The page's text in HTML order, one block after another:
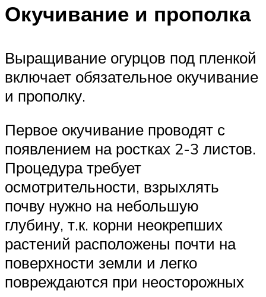
Окучивание и прополка
Выращивание огурцов под пленкой
включает обязательное окучивание
и прополку.
Первое окучивание проводят с
появлением на ростках 2-3 листов.
Процедура требует
осмотрительности, взрыхлять
почву нужно на небольшую
глубину, т.к. корни неокрепших
растений расположены почти на
поверхности земли и легко
повреждаются при неосторожных